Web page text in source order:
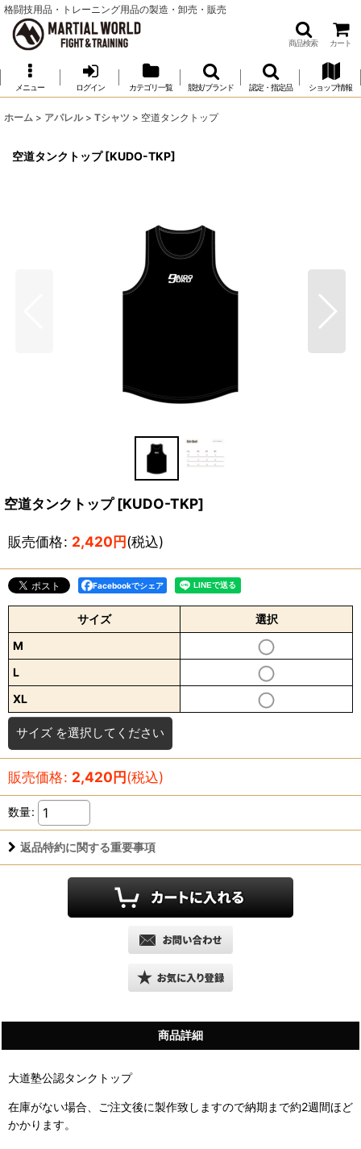
格闘技用品・トレーニング用品の製造・卸売・販売
商品検索 カート
メニュー ログイン カテゴリ一覧 競技/ブランド 認定・指定品 ショップ情報
ホーム > アパレル > Tシャツ > 空道タンクトップ
空道タンクトップ [KUDO-TKP]
空道タンクトップ [KUDO-TKP]
販売価格: 2,420円(税込)
Facebookでシェア
サイズ
選択
M
L
XL
サイズ を選択してください
販売価格: 2,420円(税込)
数量:
返品特約に関する重要事項
商品詳細
大道塾公認タンクトップ
在庫がない場合、ご注文後に製作致しますので納期まで約2週間ほど
かかります。